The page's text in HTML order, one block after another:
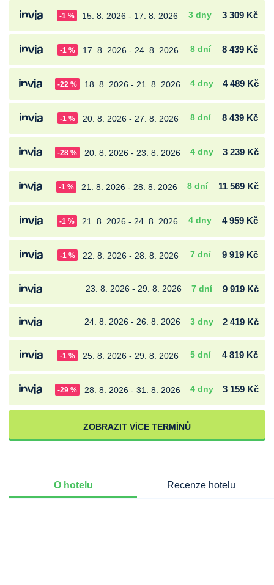
-1 % 15. 8. 2026 - 17. 8. 2026 3 dny 3 309 Kč
-1 % 17. 8. 2026 - 24. 8. 2026 8 dní 8 439 Kč
-22 % 18. 8. 2026 - 21. 8. 2026 4 dny 4 489 Kč
-1 % 20. 8. 2026 - 27. 8. 2026 8 dní 8 439 Kč
-28 % 20. 8. 2026 - 23. 8. 2026 4 dny 3 239 Kč
-1 % 21. 8. 2026 - 28. 8. 2026 8 dní 11 569 Kč
-1 % 21. 8. 2026 - 24. 8. 2026 4 dny 4 959 Kč
-1 % 22. 8. 2026 - 28. 8. 2026 7 dní 9 919 Kč
23. 8. 2026 - 29. 8. 2026 7 dní 9 919 Kč
24. 8. 2026 - 26. 8. 2026 3 dny 2 419 Kč
-1 % 25. 8. 2026 - 29. 8. 2026 5 dní 4 819 Kč
-29 % 28. 8. 2026 - 31. 8. 2026 4 dny 3 159 Kč
ZOBRAZIT VÍCE TERMÍNŮ
O hotelu Recenze hotelu